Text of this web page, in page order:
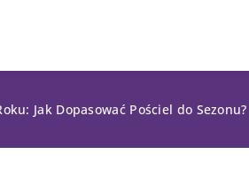
Jak Dopasować Pościel do Sezonu?